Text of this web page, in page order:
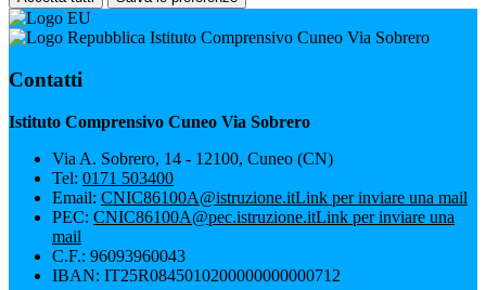
Istituto Comprensivo Cuneo Via Sobrero
Contatti
Istituto Comprensivo Cuneo Via Sobrero
Via A. Sobrero, 14 - 12100, Cuneo (CN)
Tel: 0171 503400
Email: CNIC86100A@istruzione.itLink per inviare una mail
PEC: CNIC86100A@pec.istruzione.itLink per inviare una
mail
C.F.: 96093960043
IBAN: IT25R0845010200000000000712